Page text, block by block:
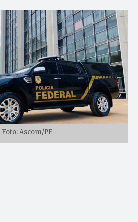
Foto: Ascom/PF